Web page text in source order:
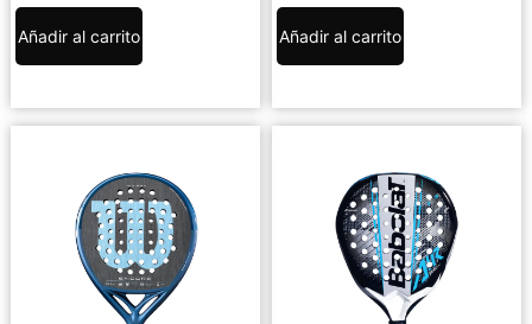
Añadir al carrito Añadir al carrito